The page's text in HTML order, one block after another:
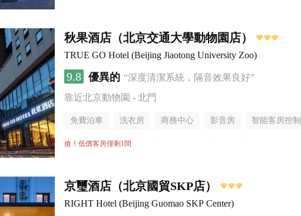
秋果酒店（北京交通大學動物園店）
TRUE GO Hotel (Beijing Jiaotong University Zoo)
9.8 優異的 “深度清潔系統，隔音效果良好”
靠近北京動物園 - 北門
免費泊車 洗衣房 商務中心 影音房 智能客房控制
搶！低價客房僅剩1間
京璽酒店（北京國貿SKP店）
RIGHT Hotel (Beijing Guomao SKP Center)